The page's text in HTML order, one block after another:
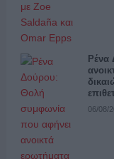
Ρένα
06/08/